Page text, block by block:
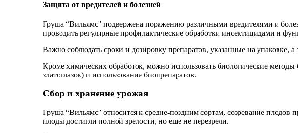
Защита от вредителей и болезней
Груша “Вильямс” подвержена поражению различными вредителями и
проводить регулярные профилактические обработки инсектицидами и
Важно соблюдать сроки и дозировку препаратов, указанные на упаковке,
Кроме химических обработок, можно использовать биологические
златоглазок) и использование биопрепаратов.
Сбор и хранение урожая
Груша “Вильямс” относится к средне-поздним сортам, созревание плодов
плоды достигли полной зрелости, но еще не перезрели.